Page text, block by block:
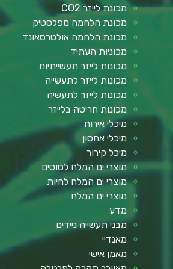
מכונת לייזר CO2
מכונת הלחמה מפלסטיק
מכונת הלחמה אולטרסאונד
מכוניות העתיד
מכונות לייזר תעשייתיות
מכונות לייזר לתעשייה
מכונות לייזר לתעשיה
מכונות חריטה בלייזר
מיכלי אירוח
מיכלי אחסון
מיכל קירור
מוצרי ים המלח לסוסים
מוצרי ים המלח לחיות
מוצרי ים המלח
מדע
מבני תעשייה ניידים
מאנדיי
מאמן אישי